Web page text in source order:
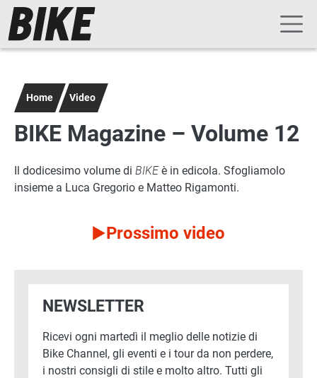
Salta al contenuto principale
Navigazione principale
Home Video
BIKE Magazine – Volume 12
Il dodicesimo volume di BIKEè in edicola. Sfogliamolo
insieme a Luca Gregorio e Matteo Rigamonti.
Prossimo video
NEWSLETTER
Ricevi ogni martedì il meglio delle notizie di
Bike Channel, gli eventi e i tour da non perdere,
i nostri consigli di stile e molto altro. Tutti gli